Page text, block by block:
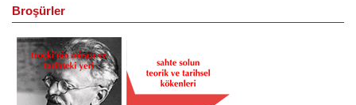
Broşürler